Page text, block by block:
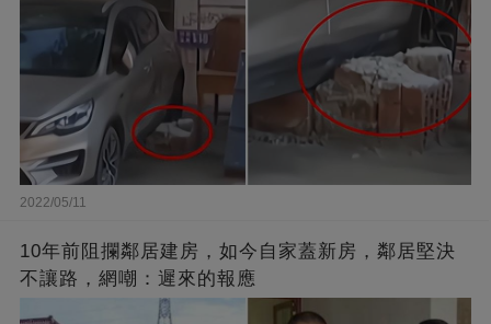
2022/05/11
10年前阻攔鄰居建房，如今自家蓋新房，鄰居堅決
不讓路，網嘲：遲來的報應